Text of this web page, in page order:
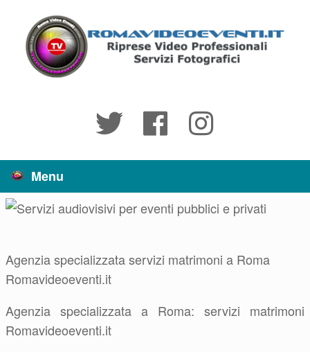
contenuto
Menu
Agenzia specializzata servizi matrimoni a Roma
Romavideoeventi.it
Agenzia specializzata a Roma: servizi matrimoni
Romavideoeventi.it